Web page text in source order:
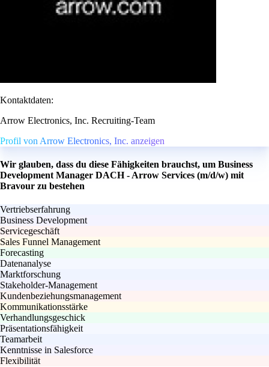
Kontaktdaten:
Arrow Electronics, Inc. Recruiting-Team
Profil von Arrow Electronics, Inc. anzeigen
Wir glauben, dass du diese Fähigkeiten brauchst, um Business
Development Manager DACH - Arrow Services (m/d/w) mit
Bravour zu bestehen
Vertriebserfahrung
Business Development
Servicegeschäft
Sales Funnel Management
Forecasting
Datenanalyse
Marktforschung
Stakeholder-Management
Kundenbeziehungsmanagement
Kommunikationsstärke
Verhandlungsgeschick
Präsentationsfähigkeit
Teamarbeit
Kenntnisse in Salesforce
Flexibilität